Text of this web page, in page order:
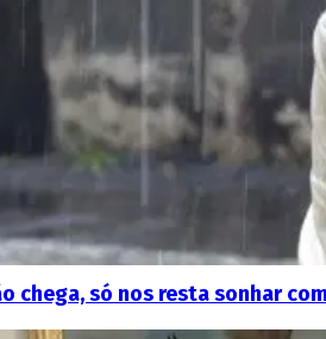
chega, só nos resta sonhar